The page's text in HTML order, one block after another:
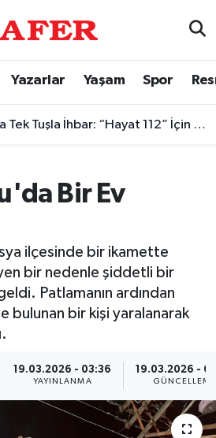
Yazarlar Yaşam Spor
İhbar: “Hayat 112” İçin Kamu Spotu Yayında
Bir Ev
ilçesinde bir ikamette
bir nedenle şiddetli bir
Patlamanın ardından
bulunan bir kişi yaralanarak
19.03.2026 - 03:36
YAYINLANMA
19.03.2026 -
GÜNCELLEME
ve Fikstür